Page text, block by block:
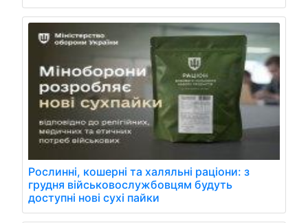
Рослинні, кошерні та халяльні раціони: з
грудня військовослужбовцям будуть
доступні нові сухі пайки